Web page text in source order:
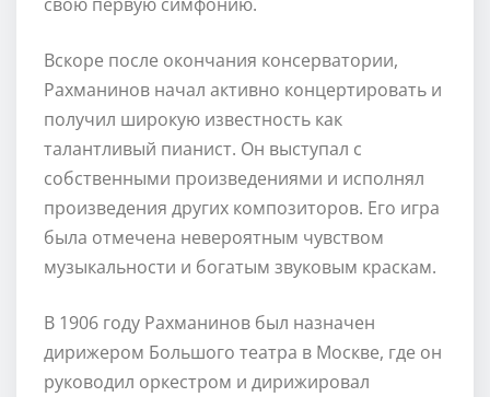
Вскоре после окончания консерватории,
Рахманинов начал активно концертировать и
получил широкую известность как
талантливый пианист. Он выступал с
собственными произведениями и исполнял
произведения других композиторов. Его игра
была отмечена невероятным чувством
музыкальности и богатым звуковым краскам.
В 1906 году Рахманинов был назначен
дирижером Большого театра в Москве, где он
руководил оркестром и дирижировал